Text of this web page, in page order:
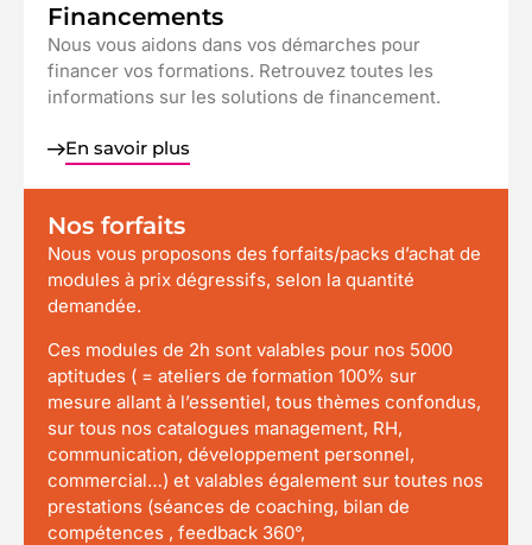
Financements
Nous vous aidons dans vos démarches pour
financer vos formations. Retrouvez toutes les
informations sur les solutions de financement.
En savoir plus
Nos forfaits
Nous vous proposons des forfaits/packs d’achat de
modules à prix dégressifs, selon la quantité
demandée.
Ces modules de 2h sont valables pour nos 5000
aptitudes ( = ateliers de formation 100% sur
mesure allant à l’essentiel, tous thèmes confondus,
sur tous nos catalogues management, RH,
communication, développement personnel,
commercial…) et valables également sur toutes nos
prestations (séances de coaching, bilan de
compétences , feedback 360°,